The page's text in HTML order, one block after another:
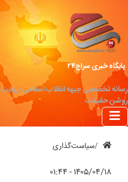
پایگاه خبری سراج۲۴
رسانه تخصصی جبهه انقلاب اسلامی؛ روایت
روشن حقیقت
سیاست‌گذاری
۱۴۰۵/۰۴/۱۸ - ۰۱:۴۴